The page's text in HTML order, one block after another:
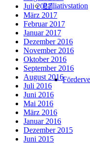
Palliativstation
Juli 2017
März 2017
Februar 2017
Januar 2017
Dezember 2016
November 2016
Oktober 2016
September 2016
August 2016
Juli 2016
Juni 2016
Mai 2016
März 2016
Januar 2016
Dezember 2015
Juni 2015